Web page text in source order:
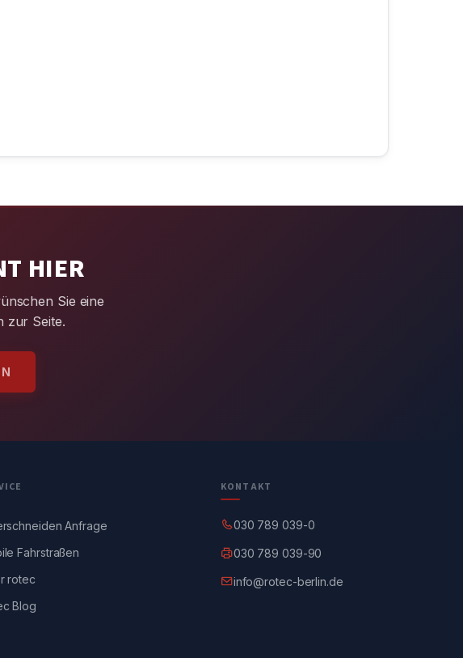
HIER
Sie eine
zur Seite.
Anfrage
Fahrstraßen
rotec
Blog
KONTAKT
030 789 039-0
030 789 039-90
info@rotec-berlin.de